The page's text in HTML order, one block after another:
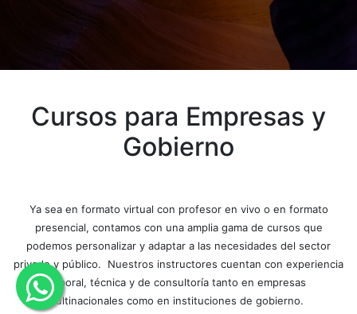
Cursos para Empresas y
Gobierno
Ya sea en formato virtual con profesor en vivo o en formato
presencial, contamos con una amplia gama de cursos que
podemos personalizar y adaptar a las necesidades del sector
privado y público. Nuestros instructores cuentan con experiencia
laboral, técnica y de consultoría tanto en empresas
multinacionales como en instituciones de gobierno.